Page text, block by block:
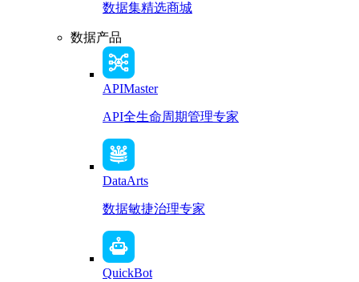
数据集精选商城
数据产品
APIMaster
API全生命周期管理专家
DataArts
数据敏捷治理专家
QuickBot